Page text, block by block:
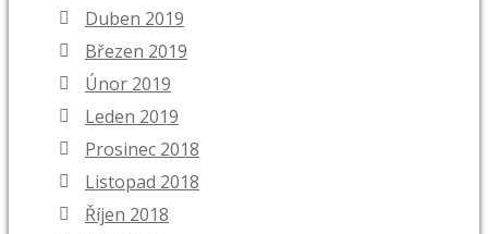
Duben 2019
Březen 2019
Únor 2019
Leden 2019
Prosinec 2018
Listopad 2018
Říjen 2018